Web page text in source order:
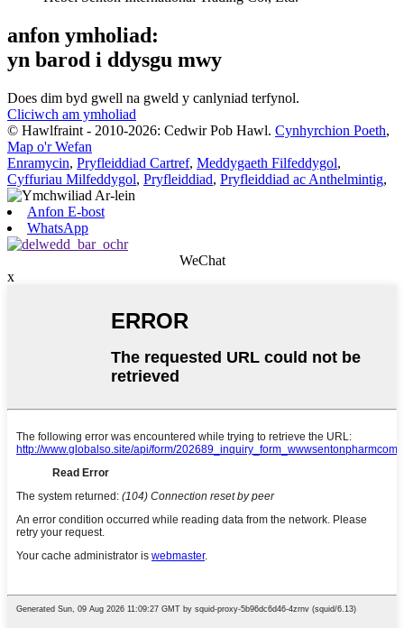
anfon ymholiad:
yn barod i ddysgu mwy
Does dim byd gwell na gweld y canlyniad terfynol.
Cliciwch am ymholiad
© Hawlfraint - 2010-2026: Cedwir Pob Hawl. Cynhyrchion Poeth,
Map o'r Wefan
Enramycin, Pryfleiddiad Cartref, Meddygaeth Filfeddygol,
Cyffuriau Milfeddygol, Pryfleiddiad, Pryfleiddiad ac Anthelmintig,
Anfon E-bost
WhatsApp
WeChat
x